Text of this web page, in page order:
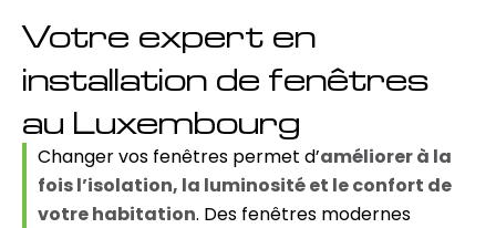
Votre expert en
installation de fenêtres
au Luxembourg
Changer vos fenêtres permet d’améliorer à la
fois l’isolation, la luminosité et le confort de
votre habitation. Des fenêtres modernes